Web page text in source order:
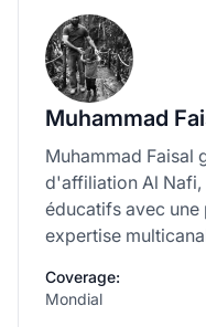
Muhammad
Muhammad Faisal
d'affiliation Al Nafi,
éducatifs avec une
expertise
Coverage:
Mondial